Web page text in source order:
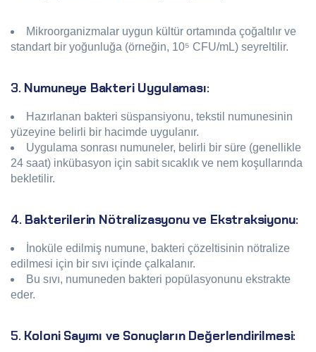
Mikroorganizmalar uygun kültür ortamında çoğaltılır ve
standart bir yoğunluğa (örneğin, 10⁵ CFU/mL) seyreltilir.
3. Numuneye Bakteri Uygulaması:
Hazırlanan bakteri süspansiyonu, tekstil numunesinin
yüzeyine belirli bir hacimde uygulanır.
Uygulama sonrası numuneler, belirli bir süre (genellikle
24 saat) inkübasyon için sabit sıcaklık ve nem koşullarında
bekletilir.
4. Bakterilerin Nötralizasyonu ve Ekstraksiyonu:
İnoküle edilmiş numune, bakteri çözeltisinin nötralize
edilmesi için bir sıvı içinde çalkalanır.
Bu sıvı, numuneden bakteri popülasyonunu ekstrakte
eder.
5. Koloni Sayımı ve Sonuçların Değerlendirilmesi: